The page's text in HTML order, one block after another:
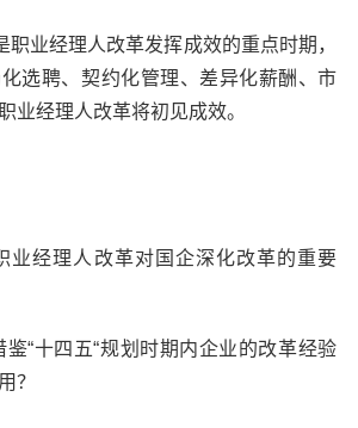
职业经理人改革发挥成效的重点时期，
选聘、契约化管理、差异化薪酬、市
业经理人改革将初见成效。
业经理人改革对国企深化改革的重要
鉴“十四五“规划时期内企业的改革经验
？